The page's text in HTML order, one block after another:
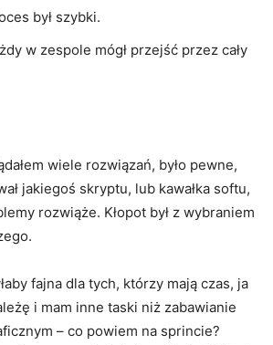
był szybki.
w zespole mógł przejść przez cały
wiele rozwiązań, było pewne,
jakiegoś skryptu, lub kawałka softu,
rozwiąże. Kłopot był z wybraniem
fajna dla tych, którzy mają czas, ja
i mam inne taski niż zabawianie
– co powiem na sprincie?